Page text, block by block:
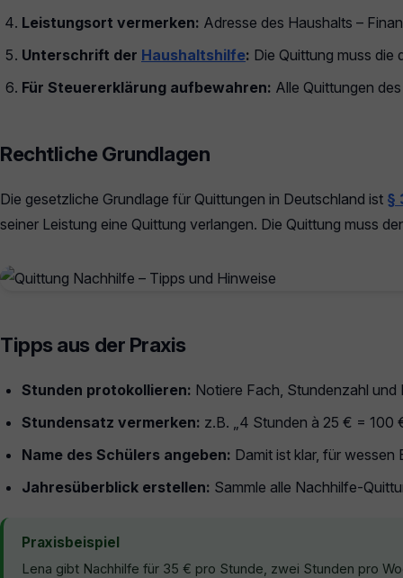
Leistungsort vermerken: Adresse des Haushalts –
Unterschrift der Haushaltshilfe: Die Quittung muss die
Für Steuererklärung aufbewahren: Alle Quittungen
Rechtliche Grundlagen
Die gesetzliche Grundlage für Quittungen in Deutschland ist §
seiner Leistung eine Quittung verlangen. Die Quittung muss
Tipps aus der Praxis
Stunden protokollieren: Notiere Fach, Stundenzahl und
Stundensatz vermerken: z.B. „4 Stunden à 25 € = 100
Name des Schülers angeben: Damit ist klar, für wessen
Jahresüberblick erstellen: Sammle alle Nachhilfe-
Praxisbeispiel
Lena gibt Nachhilfe für 35 € pro Stunde, zwei Stunden pro